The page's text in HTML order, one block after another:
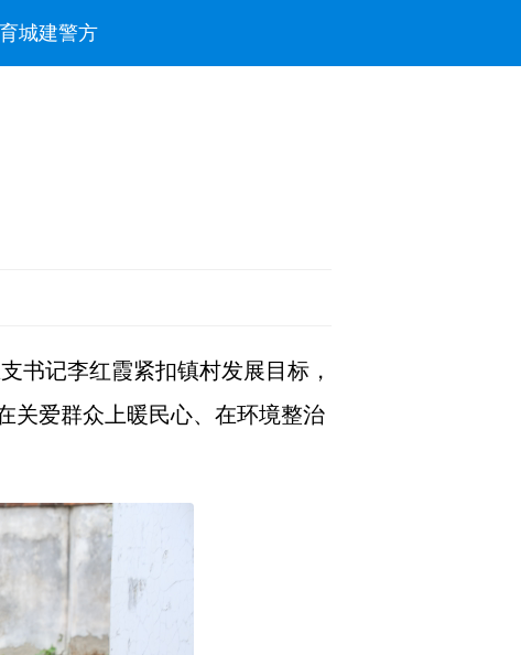
城建警方
书记李红霞紧扣镇村发展目标，
关爱群众上暖民心、在环境整治